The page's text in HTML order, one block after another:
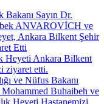
Bakanı Sayın Dr.
ANVAROVİCH ve
Ankara Bilkent Şehir
Etti
Heyeti Ankara Bilkent
ziyaret etti.
ve Nüfus Bakanı
Mohammed Buhaibeh ve
Heyeti Hastanemizi